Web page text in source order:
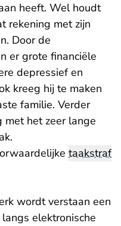
heeft. Wel houdt
rekening met zijn
Door de
er grote financiële
depressief en
kreeg hij te maken
familie. Verder
met het zeer lange
taakstraf
wordt verstaan een
elektronische